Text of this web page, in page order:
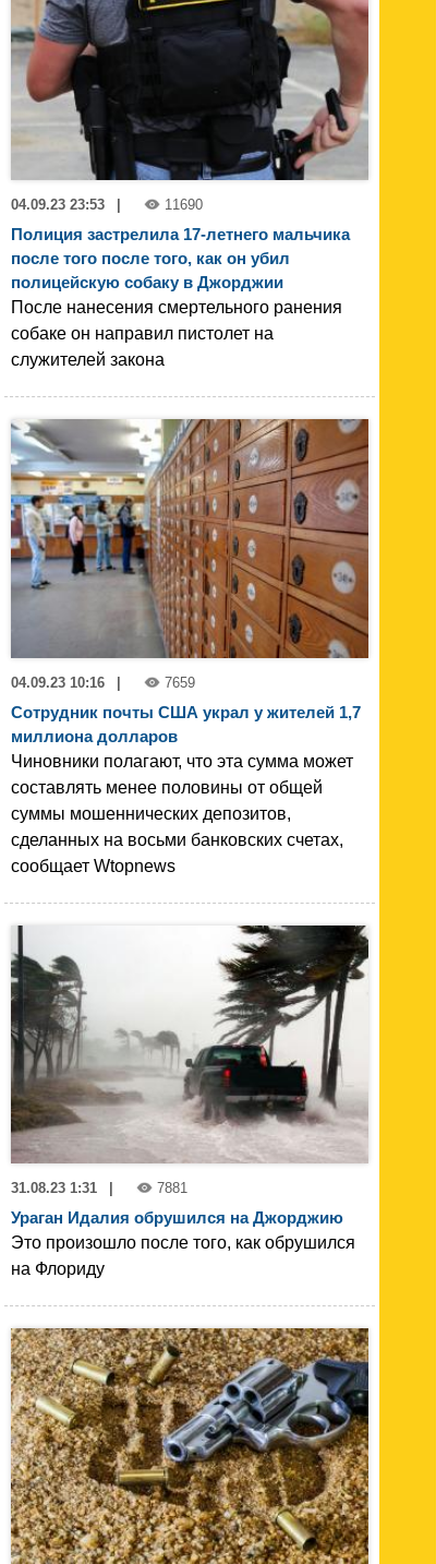
04.09.23 23:53 11690
Полиция застрелила 17-летнего мальчика
после того после того, как он убил
полицейскую собаку в Джорджии
После нанесения смертельного ранения
собаке он направил пистолет на
служителей закона
04.09.23 10:16 7659
Сотрудник почты США украл у жителей 1,7
миллиона долларов
Чиновники полагают, что эта сумма может
составлять менее половины от общей
суммы мошеннических депозитов,
сделанных на восьми банковских счетах,
сообщает Wtopnews
31.08.23 1:31 7881
Ураган Идалия обрушился на Джорджию
Это произошло после того, как обрушился
на Флориду